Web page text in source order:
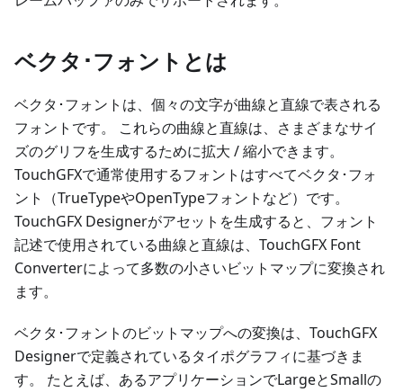
ベクタ･フォントとは
ベクタ･フォントは、個々の文字が曲線と直線で表される
フォントです。 これらの曲線と直線は、さまざまなサイ
ズのグリフを生成するために拡大 / 縮小できます。
TouchGFXで通常使用するフォントはすべてベクタ･フォ
ント（TrueTypeやOpenTypeフォントなど）です。
TouchGFX Designerがアセットを生成すると、フォント
記述で使用されている曲線と直線は、TouchGFX Font
Converterによって多数の小さいビットマップに変換され
ます。
ベクタ･フォントのビットマップへの変換は、TouchGFX
Designerで定義されているタイポグラフィに基づきま
す。 たとえば、あるアプリケーションでLargeとSmallの